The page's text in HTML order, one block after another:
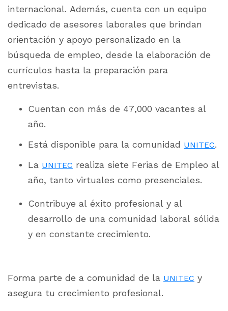
internacional. Además, cuenta con un equipo
dedicado de asesores laborales que brindan
orientación y apoyo personalizado en la
búsqueda de empleo, desde la elaboración de
currículos hasta la preparación para
entrevistas.
Cuentan con más de 47,000 vacantes al
año.
Está disponible para la comunidad UNITEC.
La UNITEC realiza siete Ferias de Empleo al
año, tanto virtuales como presenciales.
Contribuye al éxito profesional y al
desarrollo de una comunidad laboral sólida
y en constante crecimiento.
Forma parte de a comunidad de la UNITEC y
asegura tu crecimiento profesional.